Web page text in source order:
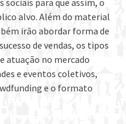
sociais para que assim, o
alvo. Além do material
irão abordar forma de
de vendas, os tipos
atuação no mercado
e eventos coletivos,
e o formato